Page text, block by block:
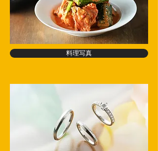
料理写真